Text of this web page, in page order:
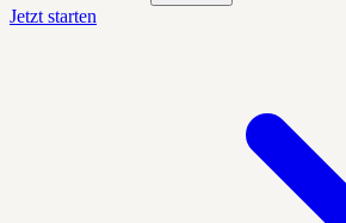
Jetzt starten